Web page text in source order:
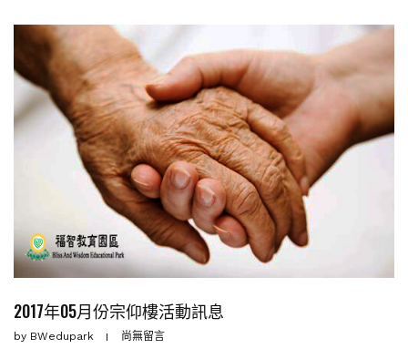
2017年05月份宗仰樓活動訊息
by BWedupark 尚無留言